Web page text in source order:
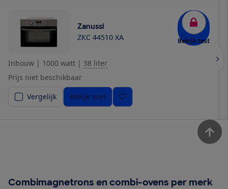
Zanussi
ZKC 44510 XA Bekijk test
Inbouw | 1000 watt | 38 liter
Prijs niet beschikbaar
Vergelijk
Bekijk snel
Combimagnetrons en combi-ovens per merk